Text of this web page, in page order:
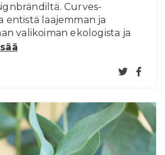
Curves-
entistä laajemman ja
valikoiman ekologista ja